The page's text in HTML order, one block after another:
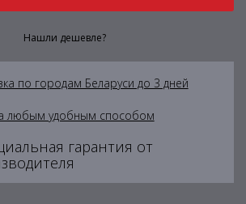
Нашли дешевле?
по городам Беларуси до 3 дней
любым удобным способом
гарантия от